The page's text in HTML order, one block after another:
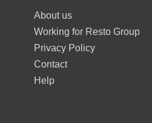
About us
Working for Resto Group
Privacy Policy
Contact
Help